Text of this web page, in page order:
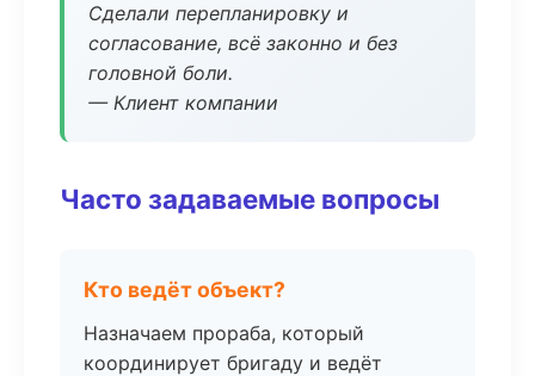
Сделали перепланировку и
согласование, всё законно и без
головной боли.
— Клиент компании
Часто задаваемые вопросы
Кто ведёт объект?
Назначаем прораба, который
координирует бригаду и ведёт